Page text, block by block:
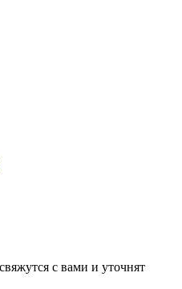
с вами и уточнят